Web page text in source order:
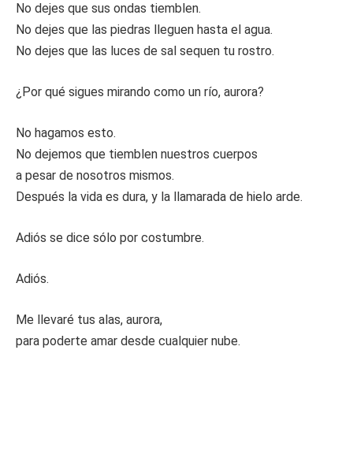
No dejes que sus ondas tiemblen.
No dejes que las piedras lleguen hasta el agua.
No dejes que las luces de sal sequen tu rostro.
¿Por qué sigues mirando como un río, aurora?
No hagamos esto.
No dejemos que tiemblen nuestros cuerpos
a pesar de nosotros mismos.
Después la vida es dura, y la llamarada de hielo arde.
Adiós se dice sólo por costumbre.
Adiós.
Me llevaré tus alas, aurora,
para poderte amar desde cualquier nube.